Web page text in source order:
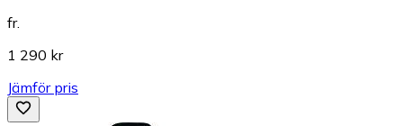
fr.
1 290 kr
Jämför pris